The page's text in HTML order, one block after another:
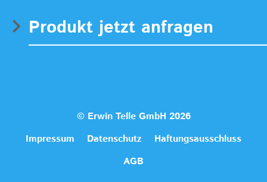
Produkt jetzt anfragen
© Erwin Telle GmbH 2026
Impressum
Datenschutz
Haftungsausschluss
AGB